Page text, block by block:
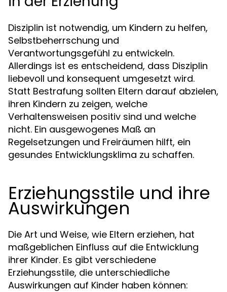
Disziplin ist notwendig, um Kindern zu helfen,
Selbstbeherrschung und
Verantwortungsgefühl zu entwickeln.
Allerdings ist es entscheidend, dass Disziplin
liebevoll und konsequent umgesetzt wird.
Statt Bestrafung sollten Eltern darauf abzielen,
ihren Kindern zu zeigen, welche
Verhaltensweisen positiv sind und welche
nicht. Ein ausgewogenes Maß an
Regelsetzungen und Freiräumen hilft, ein
gesundes Entwicklungsklima zu schaffen.
Erziehungsstile und ihre
Auswirkungen
Die Art und Weise, wie Eltern erziehen, hat
maßgeblichen Einfluss auf die Entwicklung
ihrer Kinder. Es gibt verschiedene
Erziehungsstile, die unterschiedliche
Auswirkungen auf Kinder haben können: